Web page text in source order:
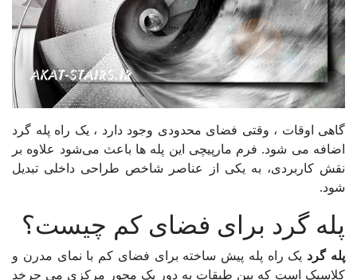
گاهی اوقات ، وقتی فضای محدودی وجود دارد ، یک راه پله گرد
اضافه می شود. فرم مارپیچی این پله ها باعث می‌شود علاوه بر
نقش کاربردی، به یکی از عناصر شاخص طراحی داخلی تبدیل
شود.
پله گرد برای فضای کم چیست؟
پله گرد یک راه پله پیش ساخته برای فضای کم با نمای مدرن و
کلاسیک است که بین طبقات به دور یک محور مرکزی می چرخد